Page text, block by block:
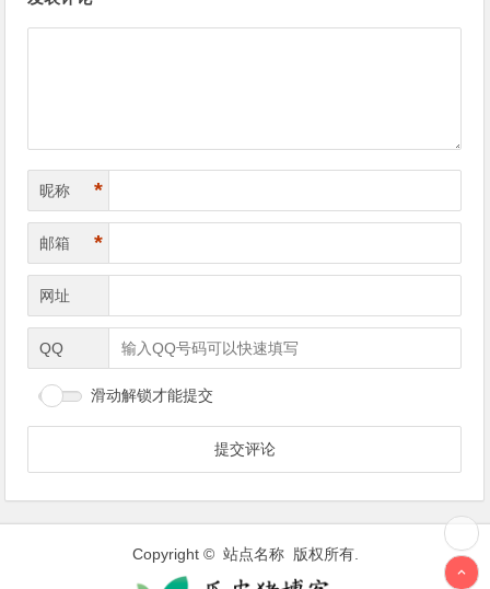
昵称 *
邮箱 *
网址
QQ
滑动解锁才能提交
Copyright © 站点名称 版权所有.